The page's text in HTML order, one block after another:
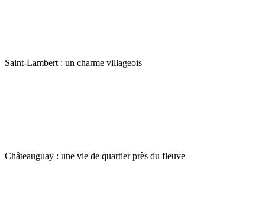
Saint-Lambert : un charme villageois
Châteauguay : une vie de quartier près du fleuve